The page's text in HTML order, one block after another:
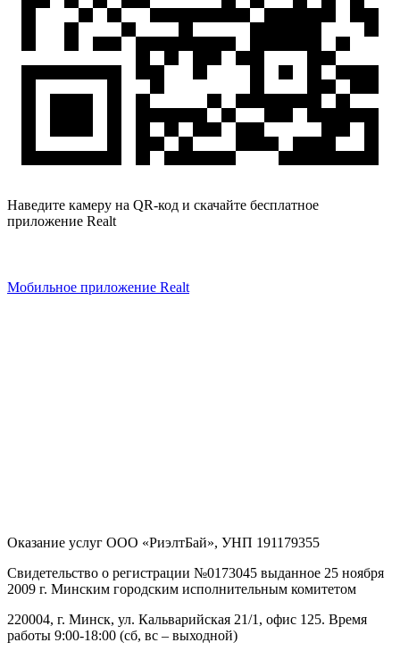
Наведите камеру на QR-код и скачайте бесплатное
приложение Realt
Мобильное приложение Realt
Оказание услуг ООО «РиэлтБай», УНП 191179355
Свидетельство о регистрации №0173045 выданное 25 ноября
2009 г. Минским городским исполнительным комитетом
220004, г. Минск, ул. Кальварийская 21/1, офис 125. Время
работы 9:00-18:00 (сб, вс – выходной)